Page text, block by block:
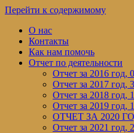
Перейти к содержимому
О нас
Контакты
Как нам помочь
Отчет по деятельности
Отчет за 2016 год,
Отчет за 2017 год,
Отчет за 2018 год,
Отчет за 2019 год,
ОТЧЕТ ЗА 2020
Отчет за 2021 год,